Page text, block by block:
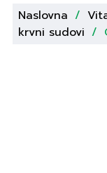
Naslovna /
krvni sudovi /